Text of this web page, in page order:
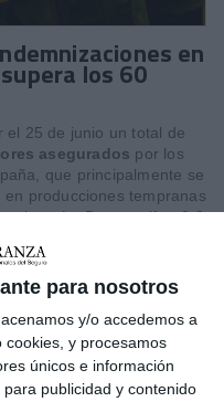
para nosotros
y/o accedemos a
cookies, y procesamos
únicos e información
publicidad y contenido
en
los 60
el 25 de junio un total de
asegurados por los
que principalmente se
en producciones tempranas
De esa cifra, 9,8
de la
Valenciana
las próximas semanas
de daños en el
explican desde